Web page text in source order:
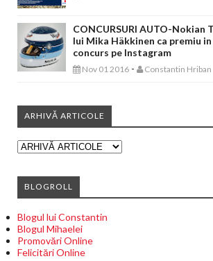
CONCURSURI AUTO-Nokian
lui Mika Häkkinen ca premiu
concurs pe Instagram
Nov 01 2016 - Constantin Hriban
ARHIVĂ ARTICOLE
BLOGROLL
Blogul lui Constantin
Blogul Mihaelei
Promovări Online
Felicitări Online